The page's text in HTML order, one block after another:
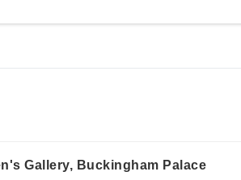
Gallery, Buckingham Palace